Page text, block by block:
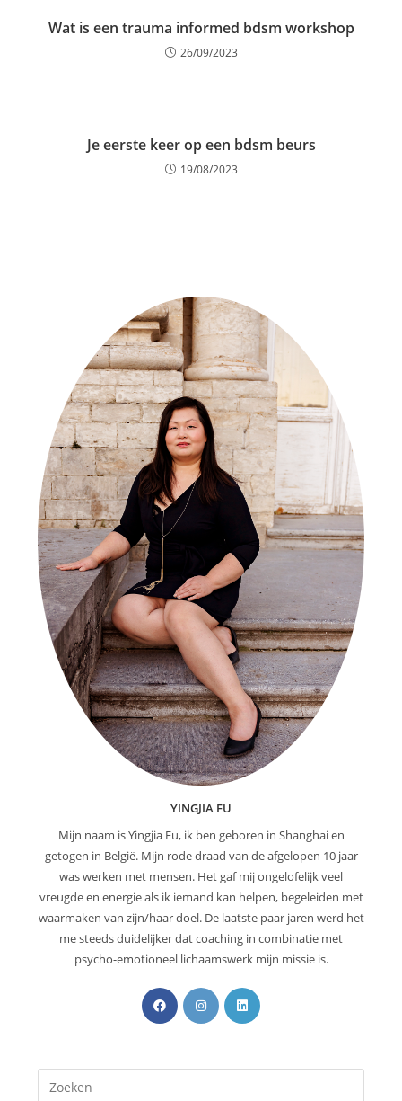
Wat is een trauma informed bdsm workshop
26/09/2023
Je eerste keer op een bdsm beurs
19/08/2023
YINGJIA FU
Mijn naam is Yingjia Fu, ik ben geboren in Shanghai en
getogen in België. Mijn rode draad van de afgelopen 10 jaar
was werken met mensen. Het gaf mij ongelofelijk veel
vreugde en energie als ik iemand kan helpen, begeleiden met
waarmaken van zijn/haar doel. De laatste paar jaren werd het
me steeds duidelijker dat coaching in combinatie met
psycho-emotioneel lichaamswerk mijn missie is.